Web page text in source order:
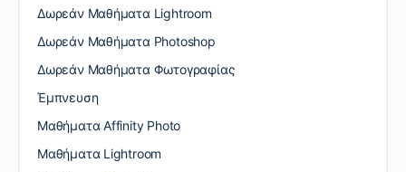
Δωρεάν Μαθήματα Lightroom
Δωρεάν Μαθήματα Photoshop
Δωρεάν Μαθήματα Φωτογραφίας
Έμπνευση
Μαθήματα Affinity Photo
Μαθήματα Lightroom